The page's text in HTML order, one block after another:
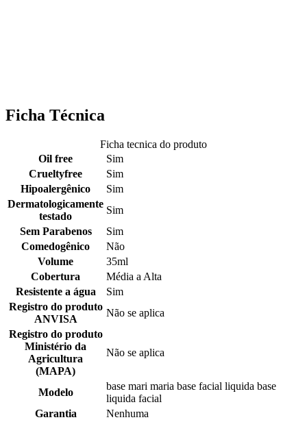
Ficha Técnica
Ficha tecnica do produto
Oil free
Sim
Crueltyfree
Sim
Hipoalergênico
Sim
Dermatologicamente
testado
Sim
Sem Parabenos
Sim
Comedogênico
Não
Volume
35ml
Cobertura
Média a Alta
Resistente a água
Sim
Registro do produto
ANVISA
Não se aplica
Registro do produto
Ministério da
Agricultura
(MAPA)
Não se aplica
Modelo
base mari maria base facial liquida base
liquida facial
Garantia
Nenhuma